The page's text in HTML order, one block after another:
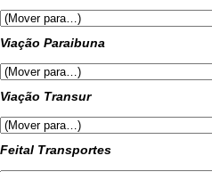
Viação Paraibuna
Viação Transur
Feital Transportes